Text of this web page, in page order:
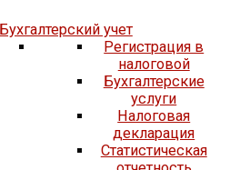
Бухгалтерский учет
Регистрация в
налоговой
Бухгалтерские
услуги
Налоговая
декларация
Статистическая